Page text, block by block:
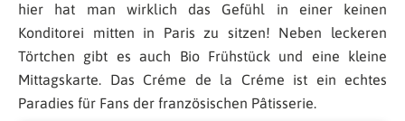
hier hat man wirklich das Gefühl in einer keinen
Konditorei mitten in Paris zu sitzen! Neben leckeren
Törtchen gibt es auch Bio Frühstück und eine kleine
Mittagskarte. Das Créme de la Créme ist ein echtes
Paradies für Fans der französischen Pâtisserie.